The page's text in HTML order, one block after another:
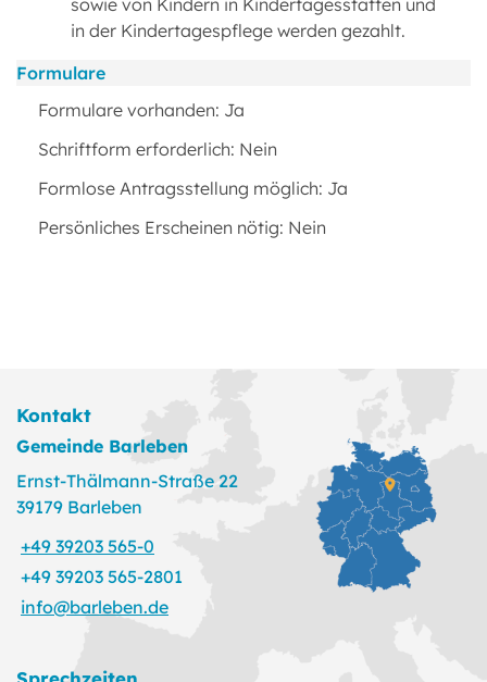
sowie von Kindern in Kindertagesstätten und
in der Kindertagespflege werden gezahlt.
Formulare
Formulare vorhanden: Ja
Schriftform erforderlich: Nein
Formlose Antragsstellung möglich: Ja
Persönliches Erscheinen nötig: Nein
Kontakt
Gemeinde Barleben
Ernst-Thälmann-Straße 22
39179 Barleben
+49 39203 565-0
+49 39203 565-2801
info@barleben.de